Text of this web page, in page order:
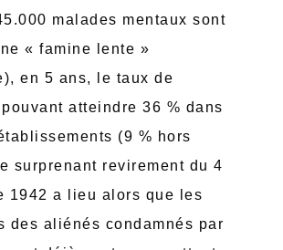
malades mentaux sont
« famine lente »
en 5 ans, le taux de
atteindre 36 % dans
(9 % hors
surprenant revirement du 4
1942 a lieu alors que les
des aliénés condamnés par